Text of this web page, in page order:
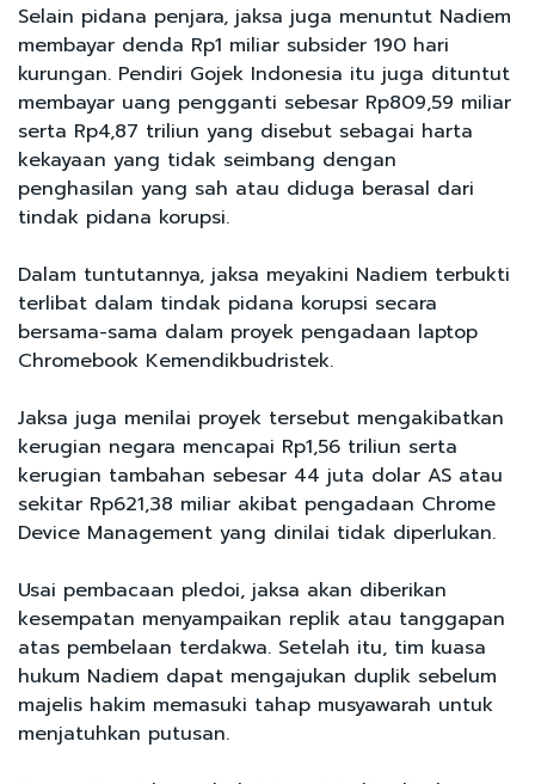
Selain pidana penjara, jaksa juga menuntut Nadiem
membayar denda Rp1 miliar subsider 190 hari
kurungan. Pendiri Gojek Indonesia itu juga dituntut
membayar uang pengganti sebesar Rp809,59 miliar
serta Rp4,87 triliun yang disebut sebagai harta
kekayaan yang tidak seimbang dengan
penghasilan yang sah atau diduga berasal dari
tindak pidana korupsi.
Dalam tuntutannya, jaksa meyakini Nadiem terbukti
terlibat dalam tindak pidana korupsi secara
bersama-sama dalam proyek pengadaan laptop
Chromebook Kemendikbudristek.
Jaksa juga menilai proyek tersebut mengakibatkan
kerugian negara mencapai Rp1,56 triliun serta
kerugian tambahan sebesar 44 juta dolar AS atau
sekitar Rp621,38 miliar akibat pengadaan Chrome
Device Management yang dinilai tidak diperlukan.
Usai pembacaan pledoi, jaksa akan diberikan
kesempatan menyampaikan replik atau tanggapan
atas pembelaan terdakwa. Setelah itu, tim kuasa
hukum Nadiem dapat mengajukan duplik sebelum
majelis hakim memasuki tahap musyawarah untuk
menjatuhkan putusan.